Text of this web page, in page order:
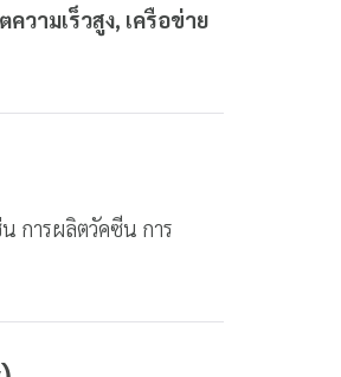
วามเร็วสูง, เครือข่าย
การผลิตวัคซีน การ